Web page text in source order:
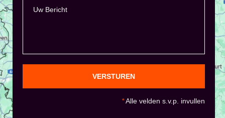
VERSTUREN
*Alle velden s.v.p. invullen